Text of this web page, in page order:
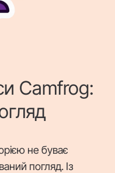
Camfrog:
не буває
погляд. Із